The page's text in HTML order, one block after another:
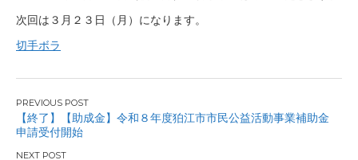
次回は３月２３日（月）になります。
切手ボラ
投
稿
【終了】【助成金】令和８年度狛江市市民公益活動事業補助金
申請受付開始